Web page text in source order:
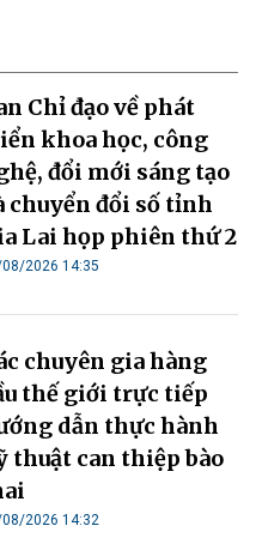
Chỉ đạo về phát
khoa học, công
đổi mới sáng tạo
chuyển đổi số tỉnh
Lai họp phiên thứ 2
2026 14:35
chuyên gia hàng
thế giới trực tiếp
dẫn thực hành
thuật can thiệp bào
2026 14:32